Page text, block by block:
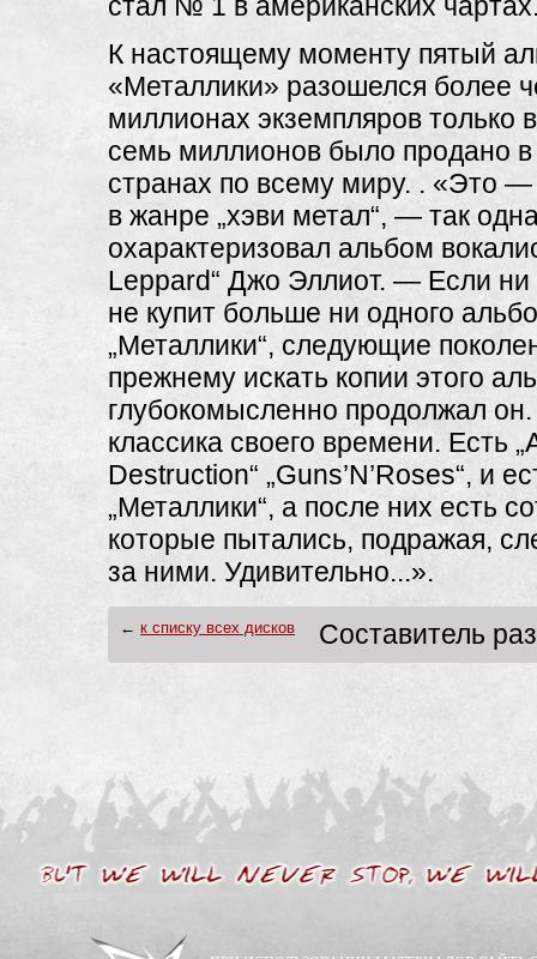
К настоящему моменту пятый
«Металлики» разошелся более
миллионах экземпляров
семь миллионов было продано в
странах по всему миру. . «Это —
в жанре „хэви метал“, — так
охарактеризовал альбом
Leppard“ Джо Эллиот. — Если ни
не купит больше ни одного
„Металлики“, следующие
прежнему искать копии этого
глубокомысленно продолжал
классика своего времени. Есть
Destruction“ „Guns’N’Roses“, и
„Металлики“, а после них есть
которые пытались, подражая,
за ними. Удивительно...».
← к списку всех дисков Составитель